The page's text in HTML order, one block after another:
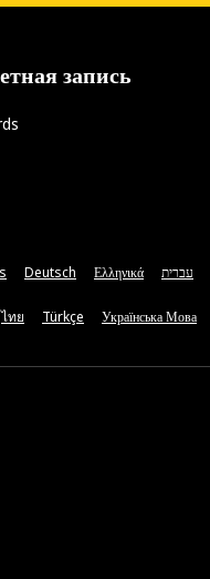
запись
Deutsch Ελληνικά עברית
ไทย Türkçe Українська Мова